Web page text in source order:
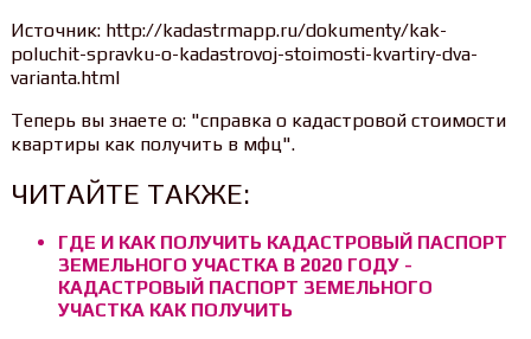
Источник: http://kadastrmapp.ru/dokumenty/kak-
poluchit-spravku-o-kadastrovoj-stoimosti-kvartiry-dva-
varianta.html
Теперь вы знаете о: "справка о кадастровой стоимости
квартиры как получить в мфц".
ЧИТАЙТЕ ТАКЖЕ:
ГДЕ И КАК ПОЛУЧИТЬ КАДАСТРОВЫЙ ПАСПОРТ
ЗЕМЕЛЬНОГО УЧАСТКА В 2020 ГОДУ -
КАДАСТРОВЫЙ ПАСПОРТ ЗЕМЕЛЬНОГО
УЧАСТКА КАК ПОЛУЧИТЬ